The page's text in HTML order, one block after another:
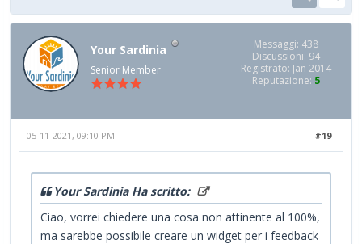
Your Sardinia
Senior Member
Messaggi: 438
Discussioni: 94
Registrato: Jan 2014
Reputazione: 5
#19
05-11-2021, 09:10 PM
Your Sardinia Ha scritto:
Ciao, vorrei chiedere una cosa non attinente al 100%,
ma sarebbe possibile creare un widget per i feedback